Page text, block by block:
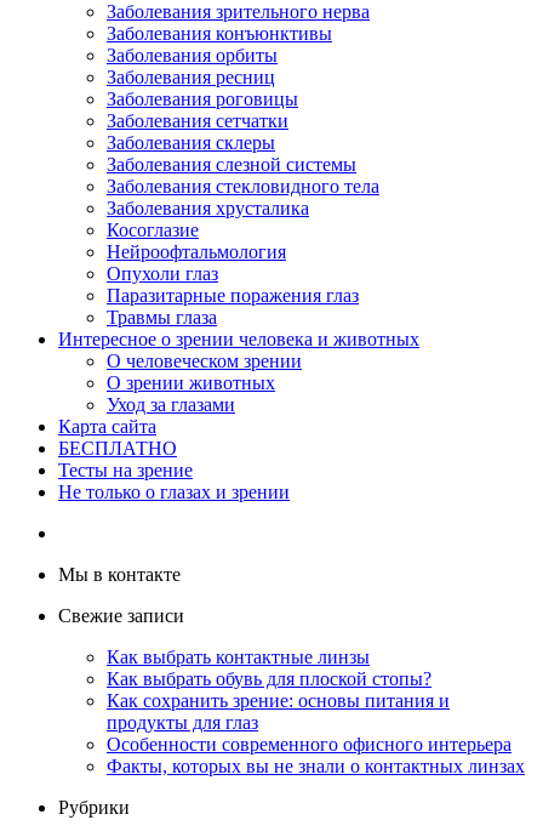
Заболевания зрительного нерва
Заболевания конъюнктивы
Заболевания орбиты
Заболевания ресниц
Заболевания роговицы
Заболевания сетчатки
Заболевания склеры
Заболевания слезной системы
Заболевания стекловидного тела
Заболевания хрусталика
Косоглазие
Нейроофтальмология
Опухоли глаз
Паразитарные поражения глаз
Травмы глаза
Интересное о зрении человека и животных
О человеческом зрении
О зрении животных
Уход за глазами
Карта сайта
БЕСПЛАТНО
Тесты на зрение
Не только о глазах и зрении
Мы в контакте
Свежие записи
Как выбрать контактные линзы
Как выбрать обувь для плоской стопы?
Как сохранить зрение: основы питания и
продукты для глаз
Особенности современного офисного интерьера
Факты, которых вы не знали о контактных линзах
Рубрики